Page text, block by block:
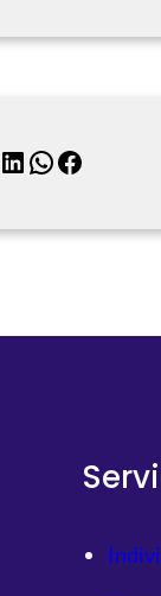
WhatsApp Facebook